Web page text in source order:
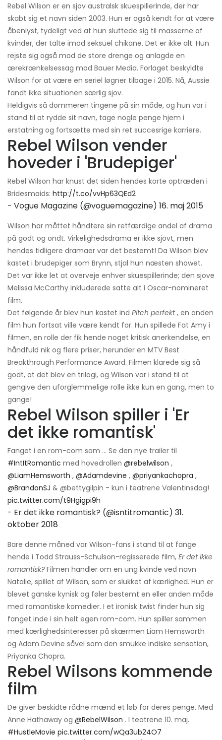
Rebel Wilson er en sjov australsk skuespillerinde, der har
skabt sig et navn siden 2003. Hun er også kendt for at være
åbenlyst, tydeligt ved at hun sluttede sig til masserne af
kvinder, der talte imod seksuel chikane. Det er ikke alt. Hun
rejste sig også mod de store drenge og anlagde en
ærekrænkelsessag mod Bauer Media. Forlaget beskyldte
Wilson for at være en seriel løgner tilbage i 2015. Nå, Aussie
fandt ikke situationen særlig sjov.
Heldigvis så dommeren tingene på sin måde, og hun var i
stand til at rydde sit navn, tage nogle penge hjem i
erstatning og fortsætte med sin ret succesrige karriere.
Rebel Wilson vender
hoveder i 'Brudepiger'
Rebel Wilson har knust det siden hendes korte optræden i
Bridesmaids: http://t.co/vvHp63QEd2
- Vogue Magazine (@voguemagazine) 16. maj 2015
Wilson har måttet håndtere sin retfærdige andel af drama
på godt og ondt. Virkelighedsdrama er ikke sjovt, men
hendes tidligere dramaer var det bestemt! Da Wilson blev
kastet i brudepiger som Brynn, stjal hun næsten showet.
Det var ikke let at overveje enhver skuespillerinde; den sjove
Melissa McCarthy inkluderede satte alt i Oscar-nomineret
film.
Det følgende år blev hun kastet ind Pitch perfekt, en anden
film hun fortsat ville være kendt for. Hun spillede Fat Amy i
filmen, en rolle der fik hende noget kritisk anerkendelse, en
håndfuld nik og flere priser, herunder en MTV Best
Breakthrough Performance Award. Filmen klarede sig så
godt, at det blev en trilogi, og Wilson var i stand til at
gengive den uforglemmelige rolle ikke kun en gang, men to
gange!
Rebel Wilson spiller i 'Er
det ikke romantisk'
Fanget i en rom-com som ... Se den nye trailer til
#IntItRomantic med hovedrollen @rebelwilson ,
@LiamHemsworth , @Adamdevine , @priyankachopra ,
@BrandonSJ & @bettygilpin - kun i teatrene Valentinsdag!
pic.twitter.com/t9Hgigpi9h
- Er det ikke romantisk? (@isntitromantic) 31.
oktober 2018
Bare denne måned var Wilson-fans i stand til at fange
hende i Todd Strauss-Schulson-regisserede film, Er det ikke
romantisk?Filmen handler om en ung kvinde ved navn
Natalie, spillet af Wilson, som er slukket af kærlighed. Hun er
blevet ganske kynisk og føler bestemt en eller anden måde
med romantiske komedier. I et ironisk twist finder hun sig
fanget inde i sin helt egen rom-com. Hun spiller sammen
med kærlighedsinteresser på skærmen Liam Hemsworth
og Adam Devine såvel som den smukke indiske sensation,
Priyanka Chopra.
Rebel Wilsons kommende
film
De giver beskidte rådne mænd et løb for deres penge. Med
Anne Hathaway og @RebelWilson . I teatrene 10. maj.
#HustleMovie pic.twitter.com/wQa3ub24O7